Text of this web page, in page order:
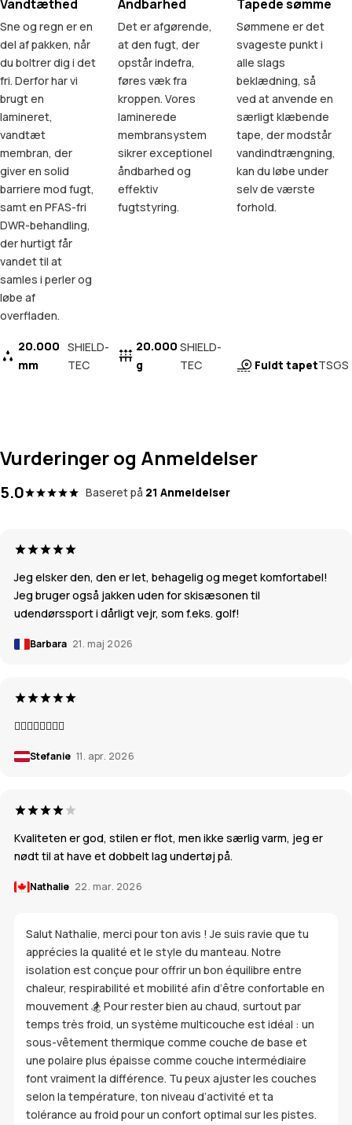
Vandtæthed
Sne og regn er en
del af pakken, når
du boltrer dig i det
fri. Derfor har vi
brugt en
lamineret,
vandtæt
membran, der
giver en solid
barriere mod fugt,
samt en PFAS-fri
DWR-behandling,
der hurtigt får
vandet til at
samles i perler og
løbe af
overfladen.
20.000
mm
SHIELD-
TEC
Åndbarhed
Det er afgørende,
at den fugt, der
opstår indefra,
føres væk fra
kroppen. Vores
laminerede
membransystem
sikrer exceptionel
åndbarhed og
effektiv
fugtstyring.
20.000
g
SHIELD-
TEC
Tapede sømme
Sømmene er det
svageste punkt i
alle slags
beklædning, så
ved at anvende en
særligt klæbende
tape, der modstår
vandindtrængning,
kan du løbe under
selv de værste
forhold.
Fuldt tapetTSGS
Vurderinger og Anmeldelser
5.0 Baseret på 21 Anmeldelser
Jeg elsker den, den er let, behagelig og meget komfortabel!
Jeg bruger også jakken uden for skisæsonen til
udendørssport i dårligt vejr, som f.eks. golf!
Barbara 21. maj 2026
👍🏼👍🏼👍🏼👍🏼
Stefanie 11. apr. 2026
Kvaliteten er god, stilen er flot, men ikke særlig varm, jeg er
nødt til at have et dobbelt lag undertøj på.
Nathalie 22. mar. 2026
Salut Nathalie, merci pour ton avis ! Je suis ravie que tu
apprécies la qualité et le style du manteau. Notre
isolation est conçue pour offrir un bon équilibre entre
chaleur, respirabilité et mobilité afin d’être confortable en
mouvement 🏂 Pour rester bien au chaud, surtout par
temps très froid, un système multicouche est idéal : un
sous-vêtement thermique comme couche de base et
une polaire plus épaisse comme couche intermédiaire
font vraiment la différence. Tu peux ajuster les couches
selon la température, ton niveau d’activité et ta
tolérance au froid pour un confort optimal sur les pistes.